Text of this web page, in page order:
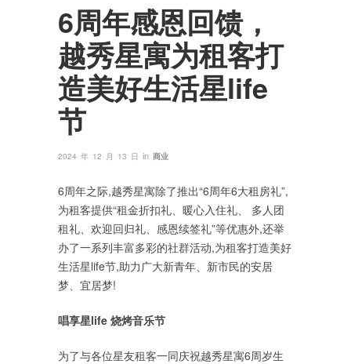
6周年感恩回馈，
越秀星寓为租客打
造美好生活星life
节
2024 年 12 月 13 日 in 商业
6周年之际,越秀星寓除了推出“6周年6大租房礼”,
为租客提供“租金折扣礼、暖心入住礼、 多人团
租礼、欢迎回归礼、感恩续签礼”等优惠外,还举
办了一系列丰富多彩的社群活动,为租客打造美好
生活星life节,助力广大新青年、新市民的安居
梦、宜居梦!
唱享星life 烧烤音乐节
为了与各位星友租客一同庆祝越秀星寓6周岁生